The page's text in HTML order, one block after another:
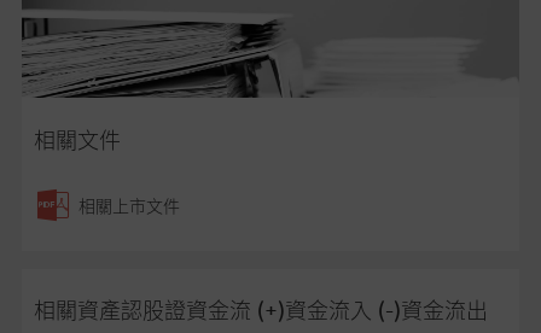
相關文件
相關上市文件
相關資產認股證資金流 (+)資金流入 (-)資金流出
整、可靠、準確、合時或適合，亦不為資料的準確程度、完整性
及合時性負上責任，除非這是有關適用的的法律及/或法規所規
定。
網站內容不構成要約及徵求要約，或作為任何合約的根據，以購
買或銷售任何證券、貸款或其他工具。網站內容由麥格理集團所
品的過去業績並不保證或預測將來表現。
事、高層職員、僱員或代理人不作陳述，亦不保證網站內容，或
任何與本網站相連結的第三者網站，在任何用途方面均可靠、完